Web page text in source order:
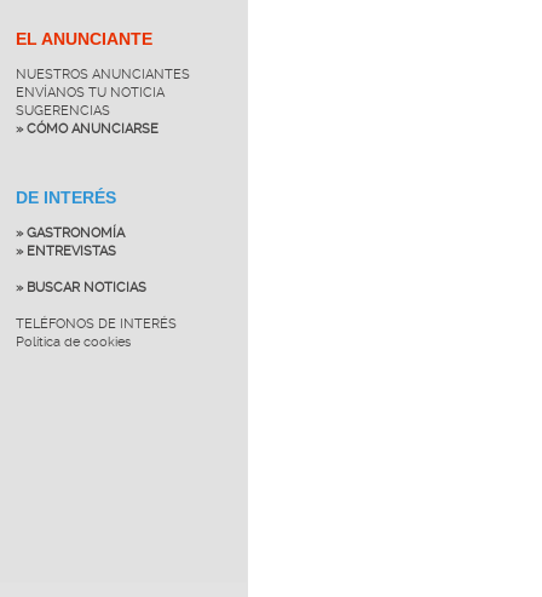
EL ANUNCIANTE
NUESTROS ANUNCIANTES
ENVÍANOS TU NOTICIA
SUGERENCIAS
» CÓMO ANUNCIARSE
DE INTERÉS
» GASTRONOMÍA
» ENTREVISTAS
» BUSCAR NOTICIAS
TELÉFONOS DE INTERÉS
Política de cookies